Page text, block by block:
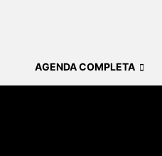
AGENDA COMPLETA